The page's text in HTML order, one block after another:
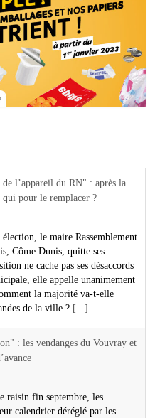
l’appareil du RN" : après la
pour le remplacer ?
le maire Rassemblement
Côme Dunis, quitte ses
ne cache pas ses désaccords
elle appelle unanimement
la majorité va-t-elle
de la ville ? [...]
: les vendanges du Vouvray et
raisin fin septembre, les
calendrier déréglé par les